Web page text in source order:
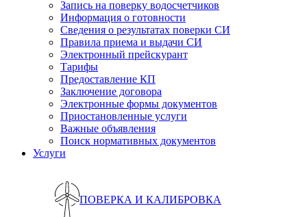
Запись на поверку водосчетчиков
Информация о готовности
Сведения о результатах поверки СИ
Правила приема и выдачи СИ
Электронный прейскурант
Тарифы
Предоставление КП
Заключение договора
Электронные формы документов
Приостановленные услуги
Важные объявления
Поиск нормативных документов
Услуги
ПОВЕРКА И КАЛИБРОВКА